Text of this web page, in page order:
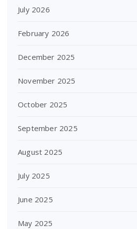
July 2026
February 2026
December 2025
November 2025
October 2025
September 2025
August 2025
July 2025
June 2025
May 2025